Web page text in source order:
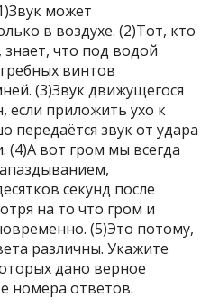
может
в воздухе. (2)Тот, кто
что под водой
винтов
(3)Звук движущегося
если приложить ухо к
передаётся звук от удара
вот гром мы всегда
секунд после
на то что гром и
(5)Это потому,
различны. Укажите
дано верное
номера ответов.